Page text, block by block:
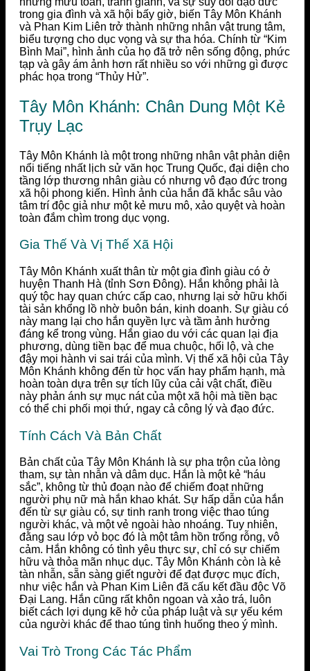
trong gia đình và xã hội bấy giờ, biến Tây Môn Khánh
và Phan Kim Liên trở thành những nhân vật trung tâm,
biểu tượng cho dục vọng và sự tha hóa. Chính từ “Kim
Bình Mai”, hình ảnh của họ đã trở nên sống động, phức
tạp và gây ám ảnh hơn rất nhiều so với những gì được
phác họa trong “Thủy Hử”.
Tây Môn Khánh: Chân Dung Một Kẻ
Trụy Lạc
Tây Môn Khánh là một trong những nhân vật phản diện
nổi tiếng nhất lịch sử văn học Trung Quốc, đại diện cho
tầng lớp thương nhân giàu có nhưng vô đạo đức trong
xã hội phong kiến. Hình ảnh của hắn đã khắc sâu vào
tâm trí độc giả như một kẻ mưu mô, xảo quyệt và hoàn
toàn đắm chìm trong dục vọng.
Gia Thế Và Vị Thế Xã Hội
Tây Môn Khánh xuất thân từ một gia đình giàu có ở
huyện Thanh Hà (tỉnh Sơn Đông). Hắn không phải là
quý tộc hay quan chức cấp cao, nhưng lại sở hữu khối
tài sản khổng lồ nhờ buôn bán, kinh doanh. Sự giàu có
này mang lại cho hắn quyền lực và tầm ảnh hưởng
đáng kể trong vùng. Hắn giao du với các quan lại địa
phương, dùng tiền bạc để mua chuộc, hối lộ, và che
đậy mọi hành vi sai trái của mình. Vị thế xã hội của Tây
Môn Khánh không đến từ học vấn hay phẩm hạnh, mà
hoàn toàn dựa trên sự tích lũy của cải vật chất, điều
này phản ánh sự mục nát của một xã hội mà tiền bạc
có thể chi phối mọi thứ, ngay cả công lý và đạo đức.
Tính Cách Và Bản Chất
Bản chất của Tây Môn Khánh là sự pha trộn của lòng
tham, sự tàn nhẫn và dâm dục. Hắn là một kẻ “háu
sắc”, không từ thủ đoạn nào để chiếm đoạt những
người phụ nữ mà hắn khao khát. Sự hấp dẫn của hắn
đến từ sự giàu có, sự tinh ranh trong việc thao túng
người khác, và một vẻ ngoài hào nhoáng. Tuy nhiên,
đằng sau lớp vỏ bọc đó là một tâm hồn trống rỗng, vô
cảm. Hắn không có tình yêu thực sự, chỉ có sự chiếm
hữu và thỏa mãn nhục dục. Tây Môn Khánh còn là kẻ
tàn nhẫn, sẵn sàng giết người để đạt được mục đích,
như việc hắn và Phan Kim Liên đã cấu kết đầu độc Võ
Đại Lang. Hắn cũng rất khôn ngoan và xảo trá, luôn
biết cách lợi dụng kẽ hở của pháp luật và sự yếu kém
của người khác để thao túng tình huống theo ý mình.
Vai Trò Trong Các Tác Phẩm